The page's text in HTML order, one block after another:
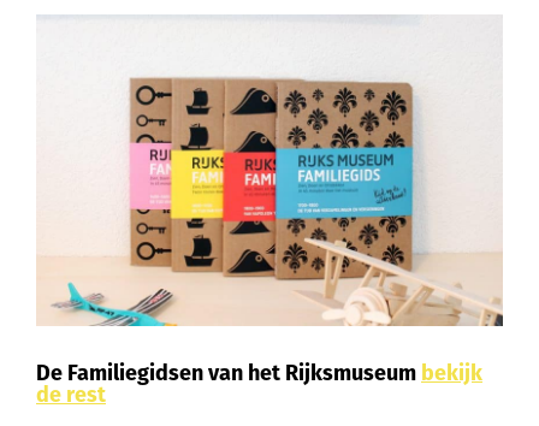
De Familiegidsen van het Rijksmuseum bekijk
de rest